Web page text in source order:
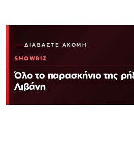
ΔΙΑΒΆΣΤΕ ΑΚΌΜΗ
SHOWBIZ
Όλο το παρασκήνιο της
Λιβάνη